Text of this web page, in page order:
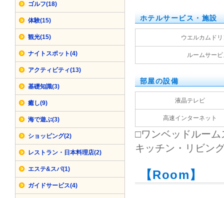
ホテルサービス・施設
ウエルカムド
ルームサー
部屋の設備
液晶テレビ
高速インターネット
□ワンベッドルーム
キッチン・リビン
【Room】
ゴルフ(18)
体験(15)
観光(15)
ナイトスポット(4)
アクティビティ(13)
基礎知識(3)
癒し(9)
海で遊ぶ(3)
ショッピング(2)
レストラン・日本料理店(2)
エステ&スパ(1)
ガイドサービス(4)